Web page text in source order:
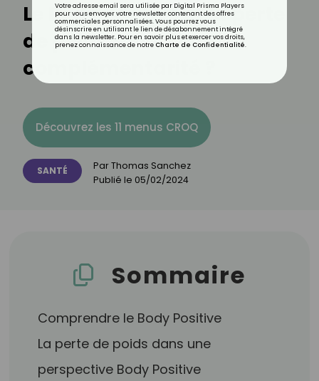
Le Body Positive et la perte
de poids : conflit ou
complémentarité ?
Découvrez les 11 menus CROQ
SANTÉ ParThomas Sanchez
Publié le 05/02/2024
Sommaire
Comprendre le Body Positive
La perte de poids dans une
perspective Body Positive
Votre adresse email sera utilisée par Digital Prisma Players
pour vous envoyer votre newsletter contenant des offres
commerciales personnalisées. Vous pourrez vous
désinscrire en utilisant le lien de désabonnement intégré
dans la newsletter. Pour en savoir plus et exercer vos droits,
prenez connaissance de notre Charte de Confidentialité.